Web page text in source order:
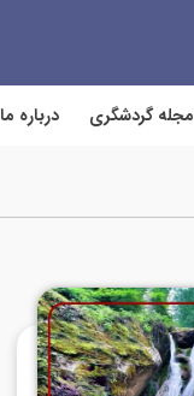
مجله گردشگری درباره ما